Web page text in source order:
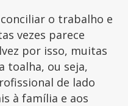
o trabalho e
vezes parece
por isso, muitas
toalha, ou seja,
de lado
à família e aos